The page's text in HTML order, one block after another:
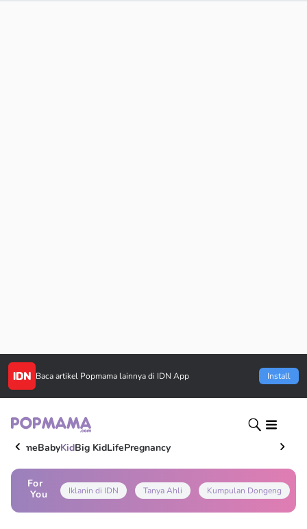
Baca artikel Popmama lainnya di IDN App Install
HomeBabyKidBig KidLifePregnancy
For
You
Iklanin di IDN Tanya Ahli Kumpulan Dongeng